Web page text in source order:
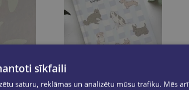
sīkfaili
saturu, reklāmas un analizētu mūsu trafiku. Mēs arī